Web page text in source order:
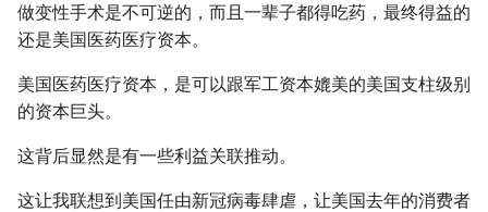
做变性手术是不可逆的，而且一辈子都得吃药，最终得益的
还是美国医药医疗资本。
美国医药医疗资本，是可以跟军工资本媲美的美国支柱级别
的资本巨头。
这背后显然是有一些利益关联推动。
这让我联想到美国任由新冠病毒肆虐，让美国去年的消费者